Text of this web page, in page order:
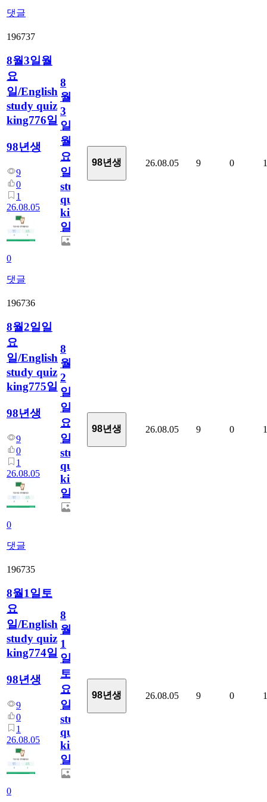
댓글
196737
8월3일월
요
일/English
study quiz
king776일
98년생
9
0
1
26.08.05
0
댓글
8
월
3
일
월
요
일/English
study
quiz
king776
일
98년생 26.08.05 9 0 1
196736
8월2일일
요
일/English
study quiz
king775일
98년생
9
0
1
26.08.05
0
댓글
8
월
2
일
일
요
일/English
study
quiz
king775
일
98년생 26.08.05 9 0 1
196735
8월1일토
요
일/English
study quiz
king774일
98년생
9
0
1
26.08.05
0
8
월
1
일
토
요
일/English
study
quiz
king774
일
98년생 26.08.05 9 0 1